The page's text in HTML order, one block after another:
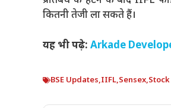
कितनी तेजी ला सकते हैं।
यह भी पढ़े: Arkade
BSE Updates,IIFL,Sensex,